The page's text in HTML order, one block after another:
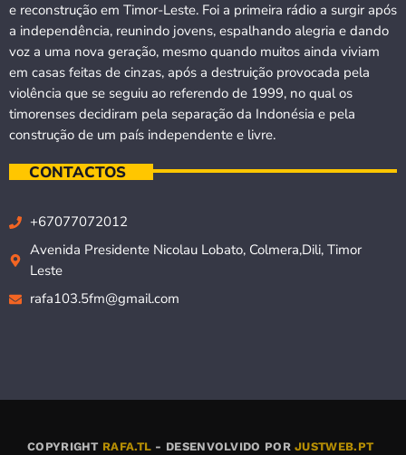
e reconstrução em Timor-Leste. Foi a primeira rádio a surgir após
a independência, reunindo jovens, espalhando alegria e dando
voz a uma nova geração, mesmo quando muitos ainda viviam
em casas feitas de cinzas, após a destruição provocada pela
violência que se seguiu ao referendo de 1999, no qual os
timorenses decidiram pela separação da Indonésia e pela
construção de um país independente e livre.
CONTACTOS
+67077072012
Avenida Presidente Nicolau Lobato, Colmera,Dili, Timor
Leste
rafa103.5fm@gmail.com
COPYRIGHT RAFA.TL - DESENVOLVIDO PORJUSTWEB.PT